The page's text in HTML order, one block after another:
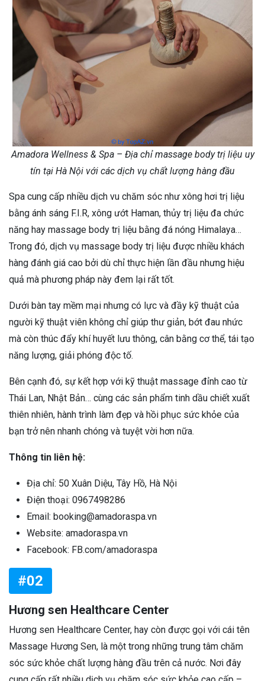
Amadora Wellness & Spa – Địa chỉ massage body trị liệu uy
tín tại Hà Nội với các dịch vụ chất lượng hàng đầu
Spa cung cấp nhiều dịch vu chăm sóc như xông hơi trị liệu
bằng ánh sáng F.I.R, xông ướt Haman, thủy trị liệu đa chức
năng hay massage body trị liệu bằng đá nóng Himalaya…
Trong đó, dịch vụ massage body trị liệu được nhiều khách
hàng đánh giá cao bởi dù chỉ thực hiện lần đầu nhưng hiệu
quả mà phương pháp này đem lại rất tốt.
Dưới bàn tay mềm mại nhưng có lực và đầy kỹ thuật của
người kỹ thuật viên không chỉ giúp thư giản, bớt đau nhức
mà còn thúc đẩy khí huyết lưu thông, cân bằng cơ thể, tái tạo
năng lượng, giải phóng độc tố.
Bên cạnh đó, sự kết hợp với kỹ thuật massage đỉnh cao từ
Thái Lan, Nhật Bản… cùng các sản phẩm tinh dầu chiết xuất
thiên nhiên, hành trình làm đẹp và hồi phục sức khỏe của
bạn trở nên nhanh chóng và tuyệt vời hơn nữa.
Thông tin liên hệ:
Địa chỉ: 50 Xuân Diệu, Tây Hồ, Hà Nội
Điện thoại: 0967498286
Email: booking@amadoraspa.vn
Website: amadoraspa.vn
Facebook: FB.com/amadoraspa
#02
Hương sen Healthcare Center
Hương sen Healthcare Center, hay còn được gọi với cái tên
Massage Hương Sen, là một trong những trung tâm chăm
sóc sức khỏe chất lượng hàng đầu trên cả nước. Nơi đây